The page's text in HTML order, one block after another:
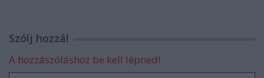
Szólj hozzá!
A hozzászóláshoz be kell lépned!